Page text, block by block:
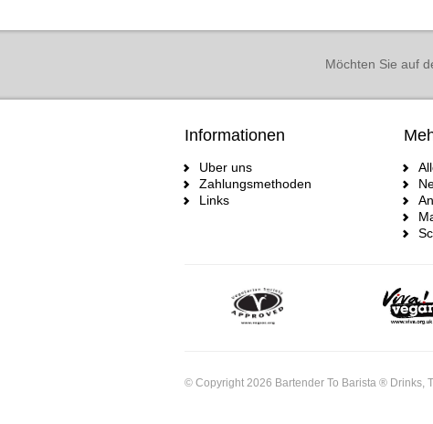
Möchten Sie auf
Informationen
Uber uns
Zahlungsmethoden
Links
© Copyright 2026 Bartender To Barista ® Drinks,